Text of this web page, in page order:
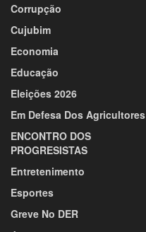
Corrupção
Cujubim
Economia
Educação
Eleições 2026
Em Defesa Dos Agricultores
ENCONTRO DOS
PROGRESISTAS
Entretenimento
Esportes
Greve No DER